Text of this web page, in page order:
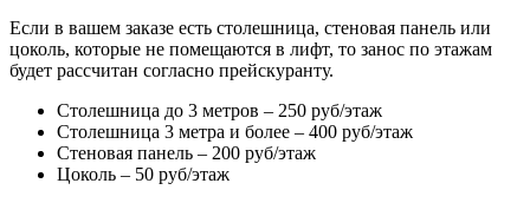
Если в вашем заказе есть столешница, стеновая панель или
цоколь, которые не помещаются в лифт, то занос по этажам
будет рассчитан согласно прейскуранту.
Столешница до 3 метров – 250 руб/этаж
Столешница 3 метра и более – 400 руб/этаж
Стеновая панель – 200 руб/этаж
Цоколь – 50 руб/этаж